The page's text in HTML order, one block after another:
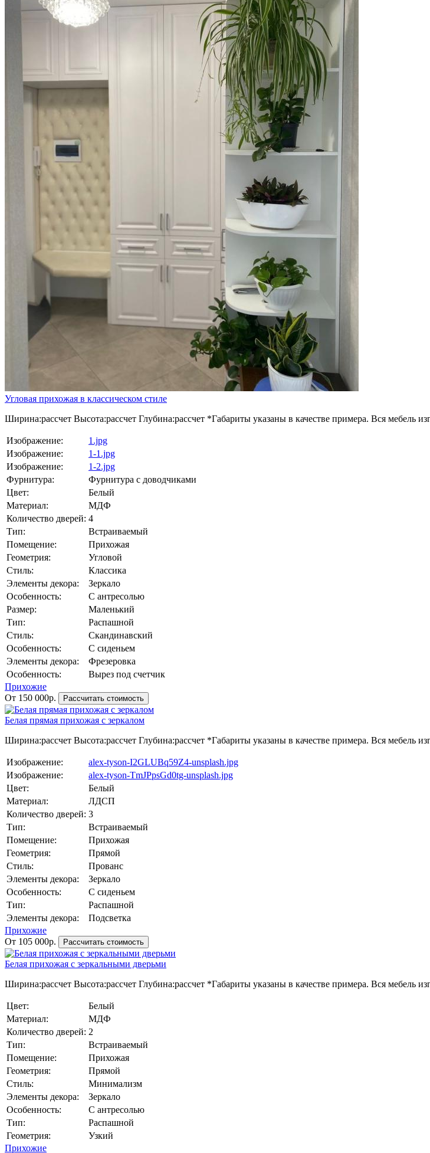
Угловая прихожая в классическом стиле
Ширина:рассчет Высота:рассчет Глубина:рассчет *Габариты указаны в качестве примера. Вся мебель
Изображение:
1.jpg
Изображение:
1-1.jpg
Изображение:
1-2.jpg
Фурнитура:
Фурнитура с доводчиками
Цвет:
Белый
Материал:
МДФ
Количество дверей: 4
Тип:
Встраиваемый
Помещение:
Прихожая
Геометрия:
Угловой
Стиль:
Классика
Элементы декора:
Зеркало
Особенность:
С антресолью
Размер:
Маленький
Тип:
Распашной
Стиль:
Скандинавский
Особенность:
С сиденьем
Элементы декора:
Фрезеровка
Особенность:
Вырез под счетчик
Прихожие
От 150 000р.
Рассчитать стоимость
Белая прямая прихожая с зеркалом
Ширина:рассчет Высота:рассчет Глубина:рассчет *Габариты указаны в качестве примера. Вся мебель
Изображение:
alex-tyson-I2GLUBq59Z4-unsplash.jpg
Изображение:
alex-tyson-TmJPpsGd0tg-unsplash.jpg
Цвет:
Белый
Материал:
ЛДСП
Количество дверей: 3
Тип:
Встраиваемый
Помещение:
Прихожая
Геометрия:
Прямой
Стиль:
Прованс
Элементы декора:
Зеркало
Особенность:
С сиденьем
Тип:
Распашной
Элементы декора:
Подсветка
Прихожие
От 105 000р.
Рассчитать стоимость
Белая прихожая с зеркальными дверьми
Ширина:рассчет Высота:рассчет Глубина:рассчет *Габариты указаны в качестве примера. Вся мебель
Цвет:
Белый
Материал:
МДФ
Количество дверей: 2
Тип:
Встраиваемый
Помещение:
Прихожая
Геометрия:
Прямой
Стиль:
Минимализм
Элементы декора:
Зеркало
Особенность:
С антресолью
Тип:
Распашной
Геометрия:
Узкий
Прихожие